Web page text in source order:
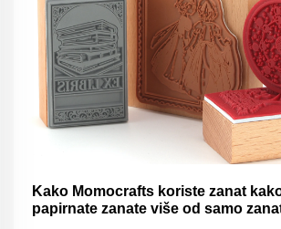
Kako Momocrafts koriste zanat
papirnate zanate više od samo